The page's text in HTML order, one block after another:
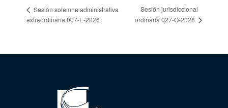
Sesión solemne administrativa
extraordinaria 007-E-2026
Sesión jurisdiccional
ordinaria 027-O-2026